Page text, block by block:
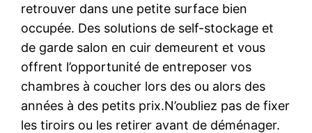
retrouver dans une petite surface bien
occupée. Des solutions de self-stockage et
de garde salon en cuir demeurent et vous
offrent l’opportunité de entreposer vos
chambres à coucher lors des ou alors des
années à des petits prix.N’oubliez pas de fixer
les tiroirs ou les retirer avant de déménager.